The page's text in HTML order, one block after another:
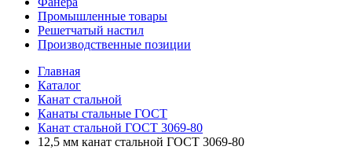
Промышленные товары
Решетчатый настил
Производственные позиции
Главная
Каталог
Канат стальной
Канаты стальные ГОСТ
Канат стальной ГОСТ 3069-80
12,5 мм канат стальной ГОСТ 3069-80